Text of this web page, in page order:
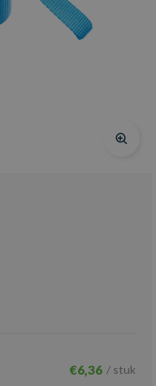
€6,36 / stuk